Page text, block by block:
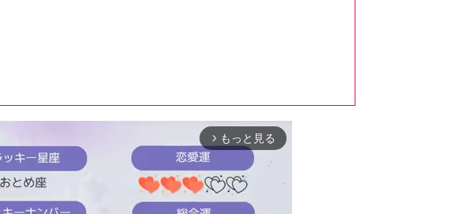
arrow_forward_ios もっと見る